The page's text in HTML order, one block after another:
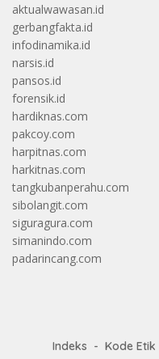
aktualwawasan.id
gerbangfakta.id
infodinamika.id
narsis.id
pansos.id
forensik.id
hardiknas.com
pakcoy.com
harpitnas.com
harkitnas.com
tangkubanperahu.com
sibolangit.com
siguragura.com
simanindo.com
padarincang.com
Indeks Kode Etik